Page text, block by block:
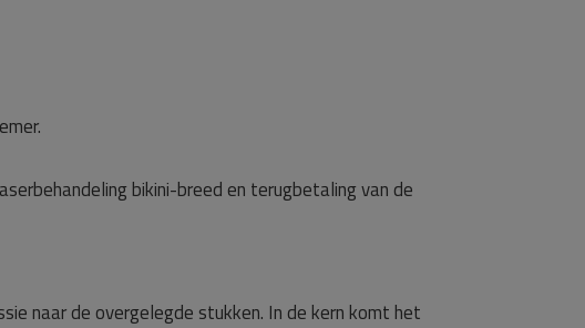
bikini-breed en terugbetaling van de
naar de overgelegde stukken. In de kern komt het